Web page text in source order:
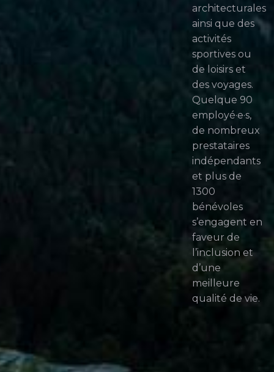
architecturales
ainsi que des
activités
sportives ou
de loisirs et
des voyages.
Quelque 90
employé·e·s,
de nombreux
prestataires
indépendants
et plus de
1300
bénévoles
s’engagent en
faveur de
l’inclusion et
d’une
meilleure
qualité de vie.